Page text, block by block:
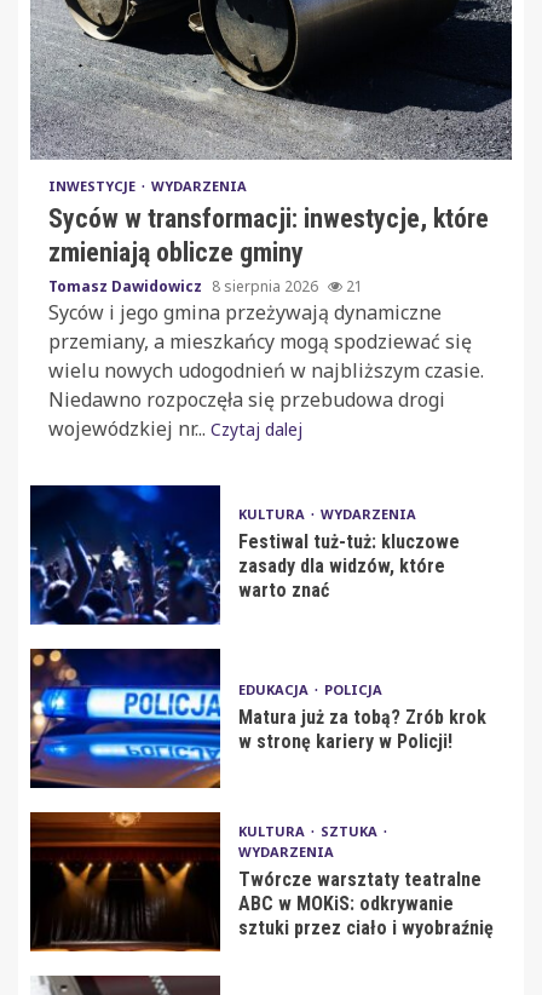
INWESTYCJE WYDARZENIA
Syców w transformacji: inwestycje, które
zmieniają oblicze gminy
Tomasz Dawidowicz 8 sierpnia 2026 21
Syców i jego gmina przeżywają dynamiczne
przemiany, a mieszkańcy mogą spodziewać się
wielu nowych udogodnień w najbliższym czasie.
Niedawno rozpoczęła się przebudowa drogi
wojewódzkiej nr... Czytaj dalej
KULTURA WYDARZENIA
Festiwal tuż-tuż: kluczowe
zasady dla widzów, które
warto znać
EDUKACJA POLICJA
Matura już za tobą? Zrób krok
w stronę kariery w Policji!
KULTURA
SZTUKA
WYDARZENIA
Twórcze warsztaty teatralne
ABC w MOKiS: odkrywanie
sztuki przez ciało i wyobraźnię